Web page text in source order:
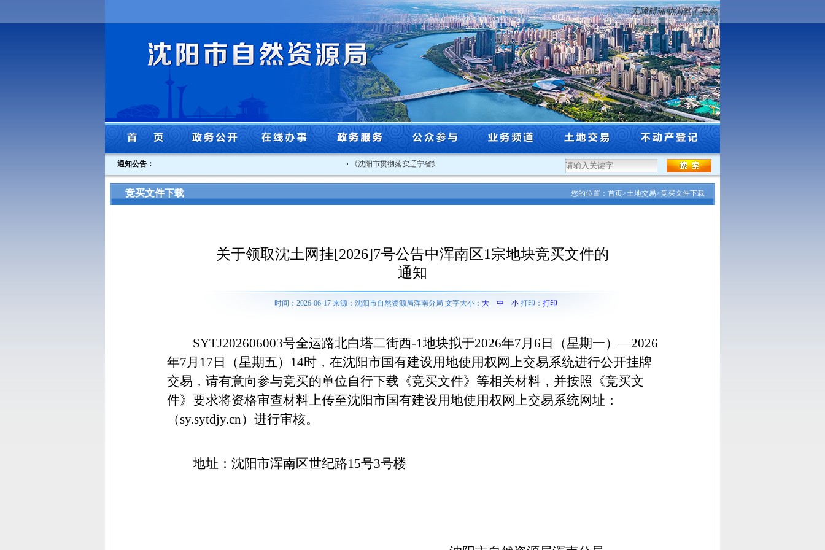
无障碍辅助浏览工具条
通知公告： 《沈阳市贯彻落实辽宁省第一生态环境保护督察组督察反馈意见... ·沈阳市自然资源局关于公布沈阳市辖区2026年标定地价更新成果...
竞买文件下载 您的位置： 首页>土地交易>竞买文件下载
关于领取沈土网挂[2026]7号公告中浑南区1宗地块竞买文件的
通知
时间：2026-06-17 来源：沈阳市自然资源局浑南分局 文字大小： 大 中 小打印： 打印
SYTJ202606003号全运路北白塔二街西-1地块拟于2026年7月6日（星期一）—2026
年7月17日（星期五）14时 ，在沈阳市国有建设用地使用权网上交易系统进行公开挂牌
交易，请有意向参与竞买的单位自行下载《竞买文件》等相关材料，并按照《竞买文
件》要求将资格审查材料上传至沈阳市国有建设用地使用权网上交易系统网址：
（sy.sytdjy.cn）进行审核。
地址：沈阳市浑南区世纪路15号3号楼